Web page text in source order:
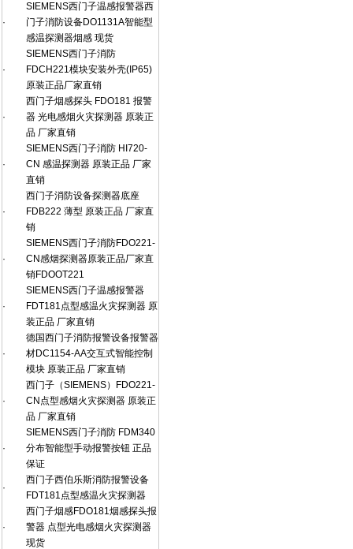
·
SIEMENS西门子温感报警器西
门子消防设备DO1131A智能型
感温探测器烟感 现货
·
SIEMENS西门子消防
FDCH221模块安装外壳(IP65)
原装正品厂家直销
·
西门子烟感探头 FDO181 报警
器 光电感烟火灾探测器 原装正
品 厂家直销
·
SIEMENS西门子消防 HI720-
CN 感温探测器 原装正品 厂家
直销
·
西门子消防设备探测器底座
FDB222 薄型 原装正品 厂家直
销
·
SIEMENS西门子消防FDO221-
CN感烟探测器原装正品厂家直
销FDOOT221
·
SIEMENS西门子温感报警器
FDT181点型感温火灾探测器 原
装正品 厂家直销
·
德国西门子消防报警设备报警器
材DC1154-AA交互式智能控制
模块 原装正品 厂家直销
·
西门子（SIEMENS）FDO221-
CN点型感烟火灾探测器 原装正
品 厂家直销
·
SIEMENS西门子消防 FDM340
分布智能型手动报警按钮 正品
保证
·
西门子西伯乐斯消防报警设备
FDT181点型感温火灾探测器
·
西门子烟感FDO181烟感探头报
警器 点型光电感烟火灾探测器
现货